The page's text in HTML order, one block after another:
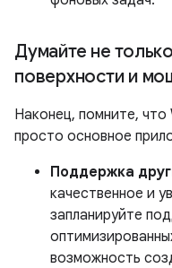
Думайте не
поверхности и
Наконец, помните,
просто основное
Поддержка
качественное и
запланируйте
возможность